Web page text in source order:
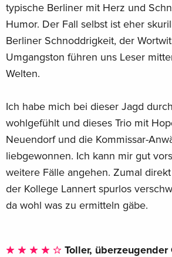
typische Berliner mit Herz und
Humor. Der Fall selbst ist eher
Berliner Schnoddrigkeit, der
Umgangston führen uns Leser
Welten.
Ich habe mich bei dieser Jagd
wohlgefühlt und dieses Trio mit
Neuendorf und die Kommissar-
liebgewonnen. Ich kann mir gut
weitere Fälle angehen. Zumal
der Kollege Lannert spurlos
da wohl was zu ermitteln gäbe.
Toller, überzeugender